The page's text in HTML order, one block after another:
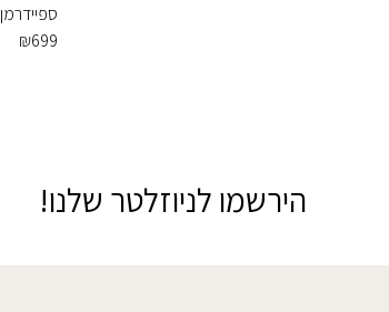
ספיידרמן
₪699
הירשמו לניוזלטר שלנו!